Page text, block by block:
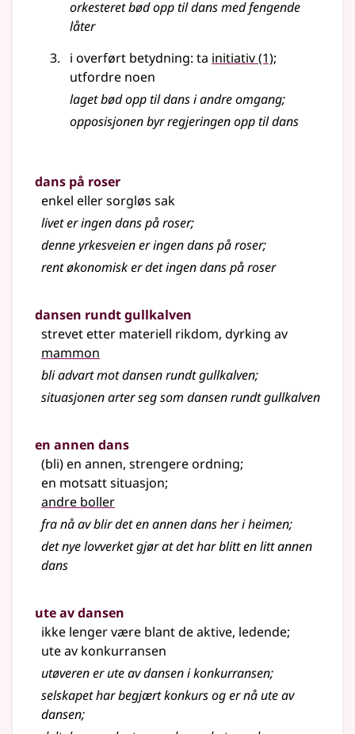
orkesteret bød opp til dans med fengende
låter
i overført betydning: ta initiativ(1);
utfordre noen
laget bød opp til dans i andre omgang;
opposisjonen byr regjeringen opp til dans
dans på roser
enkel eller sorgløs sak
livet er ingen dans på roser;
denne yrkesveien er ingen dans på roser;
rent økonomisk er det ingen dans på roser
dansen rundt gullkalven
strevet etter materiell rikdom, dyrking av
mammon
bli advart mot dansen rundt gullkalven;
situasjonen arter seg som dansen rundt gullkalven
en annen dans
(bli) en annen, strengere ordning;
en motsatt situasjon;
andre boller
fra nå av blir det en annen dans her i heimen;
det nye lovverket gjør at det har blitt en litt annen
dans
ute av dansen
ikke lenger være blant de aktive, ledende;
ute av konkurransen
utøveren er ute av dansen i konkurransen;
selskapet har begjært konkurs og er nå ute av
dansen;